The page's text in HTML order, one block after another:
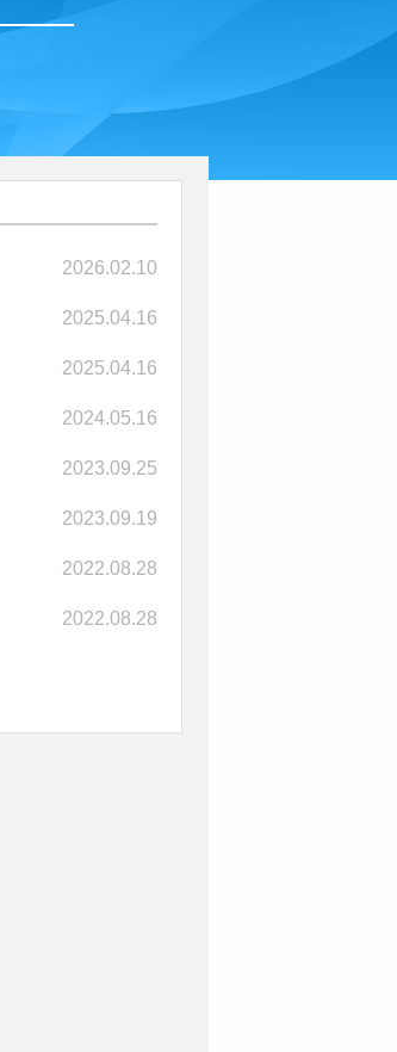
2026.02.10
2025.04.16
2025.04.16
2024.05.16
2023.09.25
2023.09.19
2022.08.28
2022.08.28